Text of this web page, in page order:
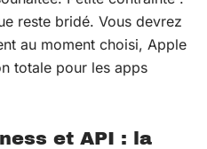
reste bridé. Vous devrez
au moment choisi, Apple
totale pour les apps
et API : la